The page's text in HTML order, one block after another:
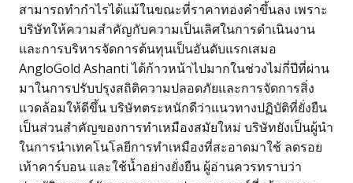
สามารถทำกำไรได้แม้ในขณะที่ราคาทองคำขึ้นลง เพราะ
บริษัทให้ความสำคัญกับความเป็นเลิศในการดำเนินงาน
และการบริหารจัดการต้นทุนเป็นอันดับแรกเสมอ
AngloGold Ashanti ได้ก้าวหน้าไปมากในช่วงไม่กี่ปีที่ผ่าน
มาในการปรับปรุงสถิติความปลอดภัยและการจัดการสิ่ง
แวดล้อมให้ดีขึ้น บริษัทตระหนักดีว่าแนวทางปฏิบัติที่ยั่งยืน
เป็นส่วนสำคัญของการทำเหมืองสมัยใหม่ บริษัทยังเป็นผู้นำ
ในการนำเทคโนโลยีการทำเหมืองที่สะอาดมาใช้ ลดรอย
เท้าคาร์บอน และใช้น้ำอย่างยั่งยืน ผู้อ่านควรทราบว่า